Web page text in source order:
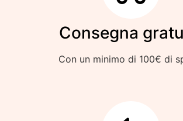
Consegna
Con un minimo di 100€ di